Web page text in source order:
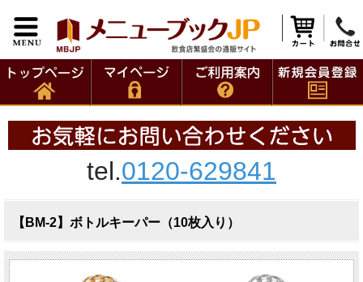
tel.0120-629841
【BM-2】ボトルキーパー（10枚入り）